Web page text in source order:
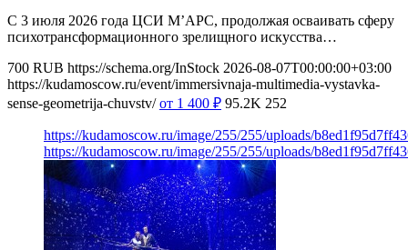
С 3 июля 2026 года ЦСИ М’АРС, продолжая осваивать сферу
психотрансформационного зрелищного искусства…
700 RUB https://schema.org/InStock 2026-08-07T00:00:00+03:00
https://kudamoscow.ru/event/immersivnaja-multimedia-vystavka-
sense-geometrija-chuvstv/ от 1 400 ₽ 95.2K 252
https://kudamoscow.ru/image/255/255/uploads/
https://kudamoscow.ru/image/255/255/uploads/